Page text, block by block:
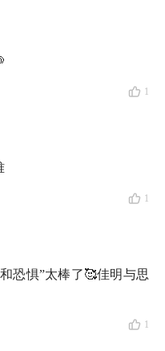
时，作为投资者，大家
多的钱，就都会想买这
会有太多的变化。只是
来，从而带来了短期股
，像是代言人出了事，
馆要完，不会继续赚钱
1
1
恐惧”太棒了🥰佳明与思
1